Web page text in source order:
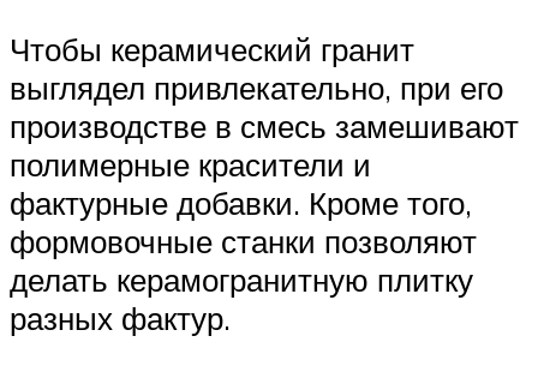
Чтобы керамический гранит
выглядел привлекательно, при его
производстве в смесь замешивают
полимерные красители и
фактурные добавки. Кроме того,
формовочные станки позволяют
делать керамогранитную плитку
разных фактур.